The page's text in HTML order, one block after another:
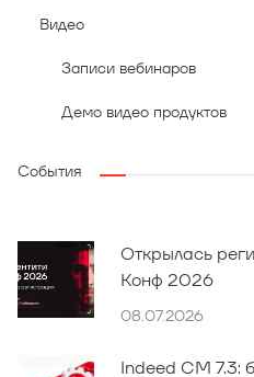
Видео
Записи вебинаров
Демо видео продуктов
События
Открылась
Конф 2026
08.07.2026
Indeed CM 7.3: